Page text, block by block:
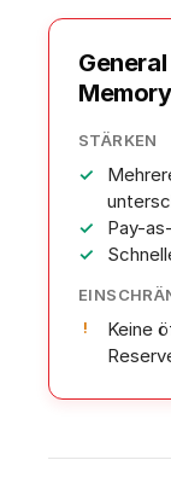
STÄRKEN
Pay-
Keine